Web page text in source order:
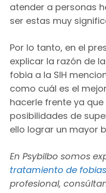
atender a personas
ser estas muy
Por lo tanto, en el
explicar la razón de
fobia a la SIH
como cuál es el
hacerle frente ya
posibilidades de
ello lograr un mayor
En Psybilbo somos
tratamiento de fobias
profesional,